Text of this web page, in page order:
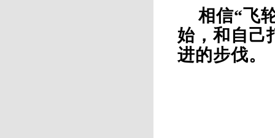
相信“飞
始，和自己
进的步伐。